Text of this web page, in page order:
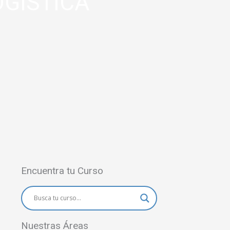
Encuentra tu Curso
Nuestras Áreas